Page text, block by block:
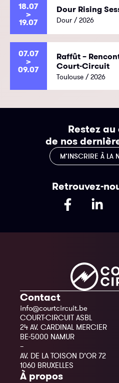
18.07
>
19.07
Dour Rising
Dour / 2026
07.07
>
09.07
Raffût –
Court-Circuit
Toulouse / 2026
Restez
de nos
M’INSCRIRE À LA
Retrouvez-
Contact
info@courtcircuit.be
COURT-CIRCUIT ASBL
24 AV. CARDINAL MERCIER
BE-5000 NAMUR
–
AV. DE LA TOISON D’OR 72
1060 BRUXELLES
À propos